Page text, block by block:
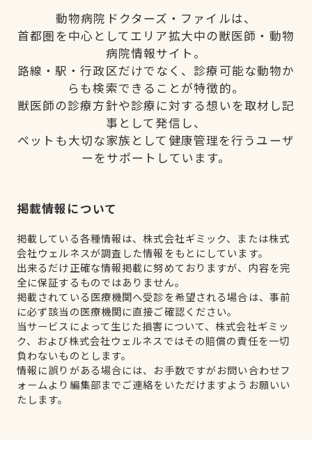
動物病院ドクターズ・ファイルは、
首都圏を中心としてエリア拡大中の獣医師・動物
病院情報サイト。
路線・駅・行政区だけでなく、診療可能な動物か
らも検索できることが特徴的。
獣医師の診療方針や診療に対する想いを取材し記
事として発信し、
ペットも大切な家族として健康管理を行うユーザ
ーをサポートしています。
掲載情報について
掲載している各種情報は、株式会社ギミック、または株式
会社ウェルネスが調査した情報をもとにしています。
出来るだけ正確な情報掲載に努めておりますが、内容を完
全に保証するものではありません。
掲載されている医療機関へ受診を希望される場合は、事前
に必ず該当の医療機関に直接ご確認ください。
当サービスによって生じた損害について、株式会社ギミッ
ク、および株式会社ウェルネスではその賠償の責任を一切
負わないものとします。
情報に誤りがある場合には、お手数ですがお問い合わせフ
ォームより編集部までご連絡をいただけますようお願いい
たします。